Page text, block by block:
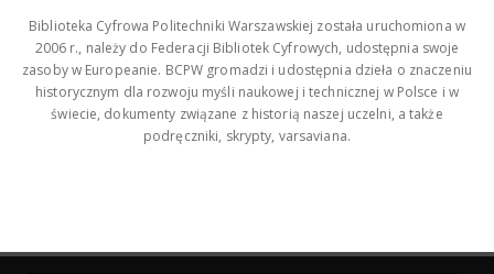
Biblioteka Cyfrowa Politechniki Warszawskiej została uruchomiona w
2006 r., należy do Federacji Bibliotek Cyfrowych, udostępnia swoje
zasoby w Europeanie. BCPW gromadzi i udostępnia dzieła o znaczeniu
historycznym dla rozwoju myśli naukowej i technicznej w Polsce i w
świecie, dokumenty związane z historią naszej uczelni, a także
podręczniki, skrypty, varsaviana.